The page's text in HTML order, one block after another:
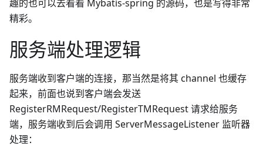
趣的也可以去看看 Mybatis-spring 的源码，也是写得非常
精彩。
服务端处理逻辑
服务端收到客户端的连接，那当然是将其 channel 也缓存
起来，前面也说到客户端会发送
RegisterRMRequest/RegisterTMRequest 请求给服务
端，服务端收到后会调用 ServerMessageListener 监听器
处理：